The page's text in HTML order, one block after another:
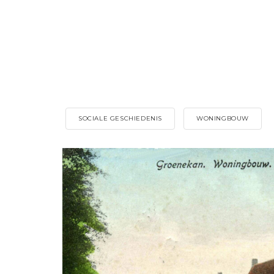
SOCIALE GESCHIEDENIS WONINGBOUW